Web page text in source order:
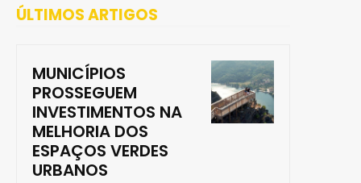
ÚLTIMOS ARTIGOS
MUNICÍPIOS
PROSSEGUEM
INVESTIMENTOS NA
MELHORIA DOS
ESPAÇOS VERDES
URBANOS